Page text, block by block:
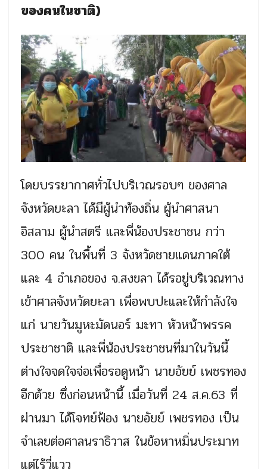
ของคนในชาติ)
โดยบรรยากาศทั่วไปบริเวณรอบๆ ของศาล
จังหวัดยะลา ได้มีผู้นำท้องถิ่น ผู้นำศาสนา
อิสลาม ผู้นำสตรี และพี่น้องประชาชน กว่า
300 คน ในพื้นที่ 3 จังหวัดชายแดนภาคใต้
และ 4 อำเภอของ จ.สงขลา ได้รอยู่บริเวณทาง
เข้าศาลจังหวัดยะลา เพื่อพบปะและให้กำลังใจ
แก่ นายวันมูหะมัดนอร์ มะทา หัวหน้าพรรค
ประชาชาติ และพี่น้องประชาชนที่มาในวันนี้
ต่างใจจดใจจ่อเพื่อรอดูหน้า นายอัยย์ เพชรทอง
อีกด้วย ซึ่งก่อนหน้านี้ เมื่อวันที่ 24 ส.ค.63 ที่
ผ่านมา ได้โจทย์ฟ้อง นายอัยย์ เพชรทอง เป็น
จำเลยต่อศาลนราธิวาส ในข้อหาหมิ่นประมาท
แต่ไร้วี่แวว